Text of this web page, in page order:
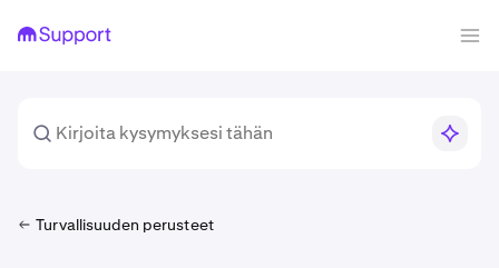
Turvallisuuden perusteet